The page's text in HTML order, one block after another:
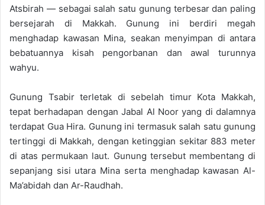
Atsbirah — sebagai salah satu gunung terbesar dan paling
bersejarah di Makkah. Gunung ini berdiri megah
menghadap kawasan Mina, seakan menyimpan di antara
bebatuannya kisah pengorbanan dan awal turunnya
wahyu.
Gunung Tsabir terletak di sebelah timur Kota Makkah,
tepat berhadapan dengan Jabal Al Noor yang di dalamnya
terdapat Gua Hira. Gunung ini termasuk salah satu gunung
tertinggi di Makkah, dengan ketinggian sekitar 883 meter
di atas permukaan laut. Gunung tersebut membentang di
sepanjang sisi utara Mina serta menghadap kawasan Al-
Ma’abidah dan Ar-Raudhah.